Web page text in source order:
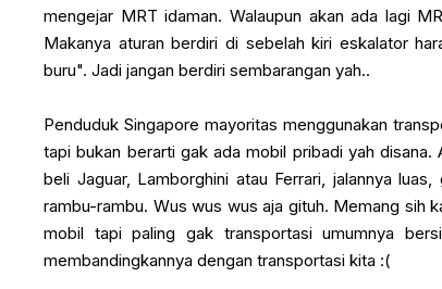
mengejar MRT idaman. Walaupun akan ada lagi
Makanya aturan berdiri di sebelah kiri eskalator
buru". Jadi jangan berdiri sembarangan yah..
Penduduk Singapore mayoritas menggunakan
tapi bukan berarti gak ada mobil pribadi yah
beli Jaguar, Lamborghini atau Ferrari, jalannya
rambu-rambu. Wus wus wus aja gituh. Memang sih
mobil tapi paling gak transportasi umumnya
membandingkannya dengan transportasi kita :(